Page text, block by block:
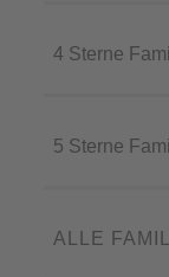
4 Sterne
5 Sterne
ALLE